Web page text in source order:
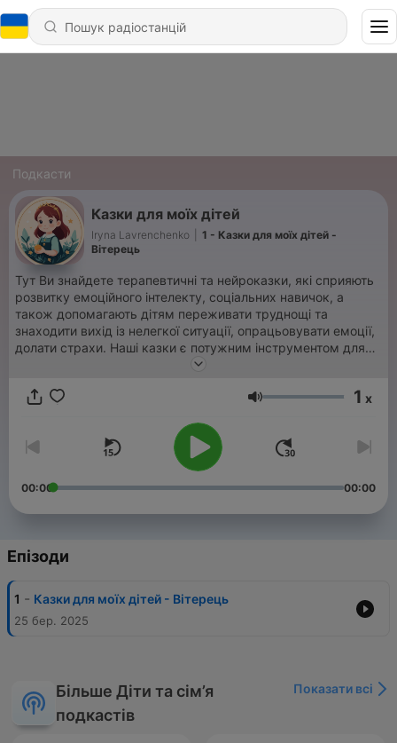
Подкасти
Казки для моїх дітей
Iryna Lavrenchenko
1 - Казки для моїх дітей -
Вітерець
Тут Ви знайдете терапевтичні та нейроказки, які сприяють
розвитку емоційного інтелекту, соціальних навичок, а
також допомагають дітям переживати труднощі та
знаходити вихід із нелегкої ситуації, опрацьовувати емоції,
долати страхи. Наші казки є потужним інструментом для
навчання, психологічної підтримки та розвитку дітей.
Гучність 1 x
00:00 00:00
Епізоди
1 - Казки для моїх дітей - Вітерець
25 бер. 2025
Більше Діти та сім’я
подкастів
Показати всі